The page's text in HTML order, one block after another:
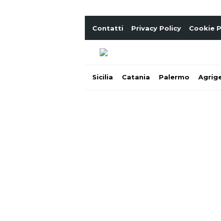
Contatti Privacy Policy Cookie
Sicilia Catania Palermo